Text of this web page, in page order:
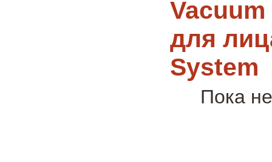
для
System
Пока